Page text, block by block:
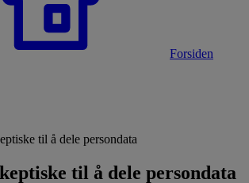
Forsiden
til å dele persondata
til å dele persondata